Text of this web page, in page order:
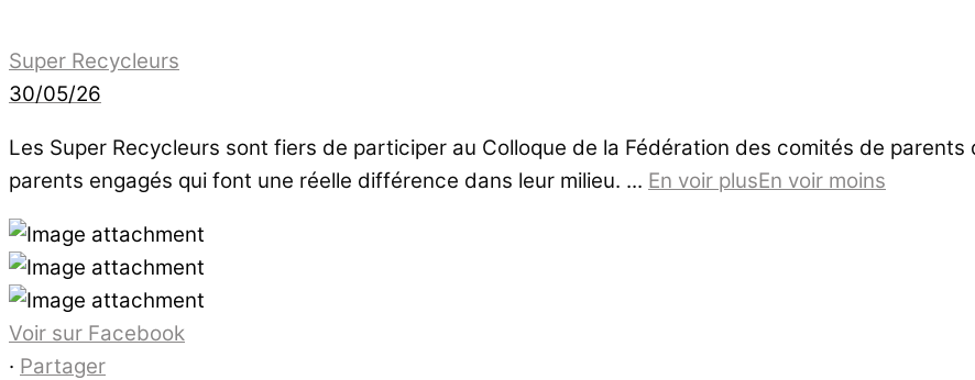
Super Recycleurs
30/05/26
Les Super Recycleurs sont fiers de participer au Colloque de la Fédération des comités de parents
parents engagés qui font une réelle différence dans leur milieu. ... En voir plusEn voir moins
Voir sur Facebook
· Partager